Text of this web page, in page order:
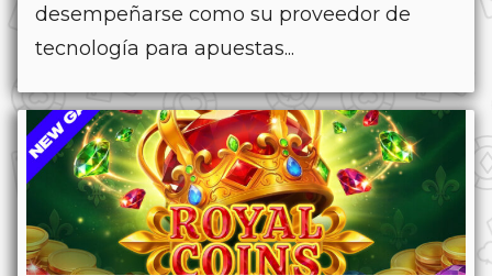
desempeñarse como su proveedor de
tecnología para apuestas...